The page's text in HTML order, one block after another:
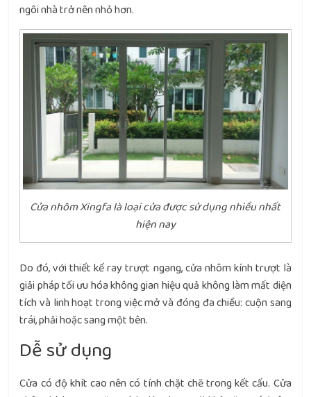
ngôi nhà trở nên nhỏ hơn.
Cửa nhôm Xingfa là loại cửa được sử dụng nhiều nhất
hiện nay
Do đó, với thiết kế ray trượt ngang, cửa nhôm kính trượt là
giải pháp tối ưu hóa không gian hiệu quả không làm mất diện
tích và linh hoạt trong việc mở và đóng đa chiều: cuộn sang
trái, phải hoặc sang một bên.
Dễ sử dụng
Cửa có độ khít cao nên có tính chặt chẽ trong kết cấu. Cửa